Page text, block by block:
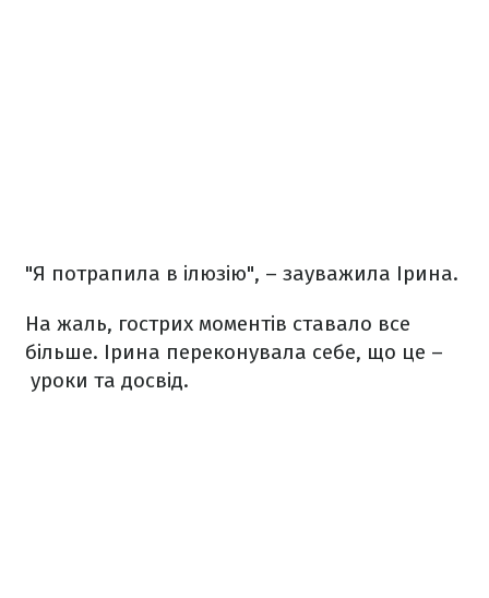
"Я потрапила в ілюзію", – зауважила Ірина.
На жаль, гострих моментів ставало все
більше. Ірина переконувала себе, що це –
уроки та досвід.